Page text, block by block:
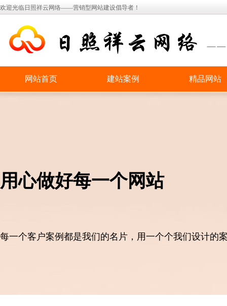
欢迎光临日照祥云网络——营销型网站建设倡导者！
网站首页 建站案例 精品网站
用心做好每一个网站
每一个客户案例都是我们的名片，用一个个我们设计的